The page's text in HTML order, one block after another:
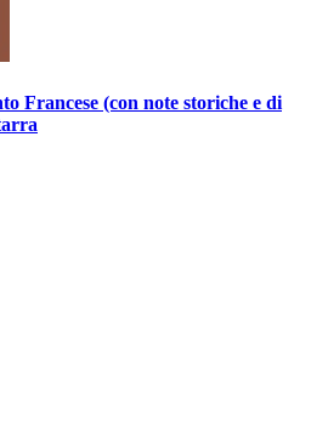
Francese (con note storiche e di